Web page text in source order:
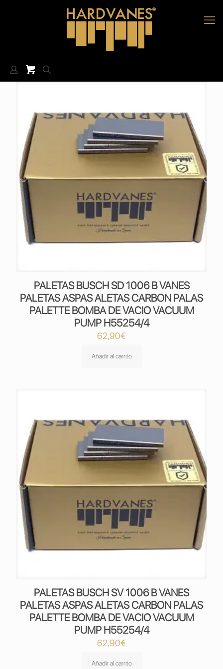
PALETAS BUSCH SD 1006 B VANES
PALETAS ASPAS ALETAS CARBON PALAS
PALETTE BOMBA DE VACIO VACUUM
PUMP H55254/4
62,90€
Añadir al carrito
PALETAS BUSCH SV 1006 B VANES
PALETAS ASPAS ALETAS CARBON PALAS
PALETTE BOMBA DE VACIO VACUUM
PUMP H55254/4
62,90€
Añadir al carrito